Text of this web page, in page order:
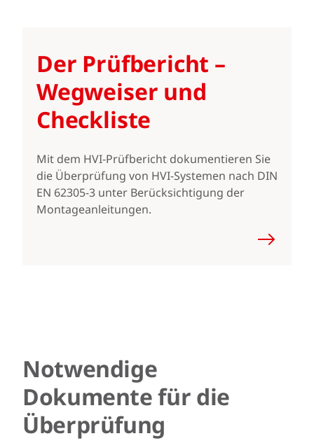
Der Prüfbericht –
Wegweiser und
Checkliste
Mit dem HVI-Prüfbericht dokumentieren Sie
die Überprüfung von HVI-Systemen nach DIN
EN 62305-3 unter Berücksichtigung der
Montageanleitungen.
Notwendige
Dokumente für die
Überprüfung